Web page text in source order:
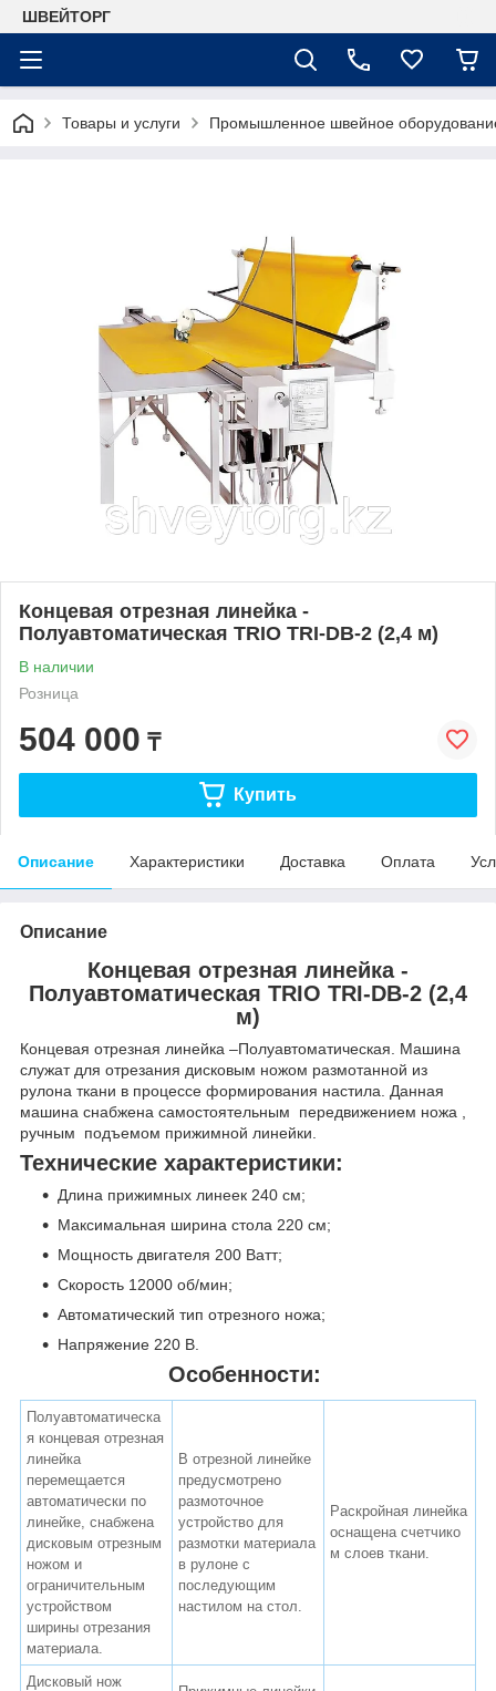
ШВЕЙТОРГ
Товары и услуги Промышленное швейное
Концевая отрезная линейка -
Полуавтоматическая TRIO TRI-DB-2 (2,4 м)
В наличии
Розница
504 000 ₸
Купить
Описание Характеристики Доставка Оплата
Описание
Концевая отрезная линейка -
Полуавтоматическая TRIO TRI-DB-2 (2,4
м)
Концевая отрезная линейка –Полуавтоматическая. Машина
служат для отрезания дисковым ножом размотанной из
рулона ткани в процессе формирования настила. Данная
машина снабжена самостоятельным передвижением ножа ,
ручным подъемом прижимной линейки.
Технические характеристики:
Длина прижимных линеек 240 см;
Максимальная ширина стола 220 см;
Мощность двигателя 200 Ватт;
Скорость 12000 об/мин;
Автоматический тип отрезного ножа;
Напряжение 220 В.
Особенности:
Полуавтоматическа
я концевая отрезная
линейка
перемещается
автоматически по
линейке, снабжена
дисковым отрезным
ножом и
ограничительным
устройством
ширины отрезания
материала.
В отрезной линейке
предусмотрено
размоточное
устройство для
размотки материала
в рулоне с
последующим
настилом на стол.
Раскройная линейка
оснащена счетчико
м слоев ткани.
Дисковый нож